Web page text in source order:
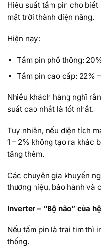
Hiệu suất tấm pin cho
mặt trời thành điện năng.
Hiện nay:
Tấm pin phổ thông:
Tấm pin cao cấp: 22%
Nhiều khách hàng nghĩ
suất cao nhất là tốt nhất.
Tuy nhiên, nếu diện tích
1 – 2% không tạo ra khác
tăng thêm.
Các chuyên gia khuyến
thương hiệu, bảo hành và
Inverter – “Bộ não” của
Nếu tấm pin là trái tim thì
thống.